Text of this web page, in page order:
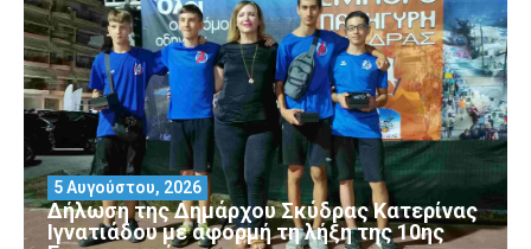
Δήλωση της Δημάρχου Σκύδρας Κατερίνας
Ιγνατιάδου με αφορμή τη λήξη της 10ης
5 Αυγούστου, 2026